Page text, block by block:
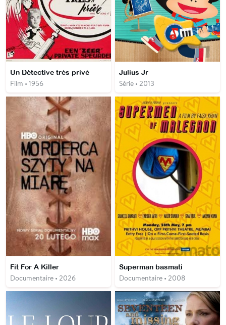
Un Détective très privé
Film • 1956
Julius Jr
Série • 2013
Fit For A Killer
Documentaire • 2026
Superman basmati
Documentaire • 2008